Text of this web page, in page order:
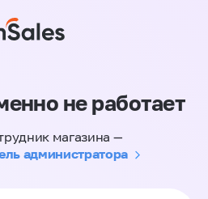
не работает
магазина —
администратора